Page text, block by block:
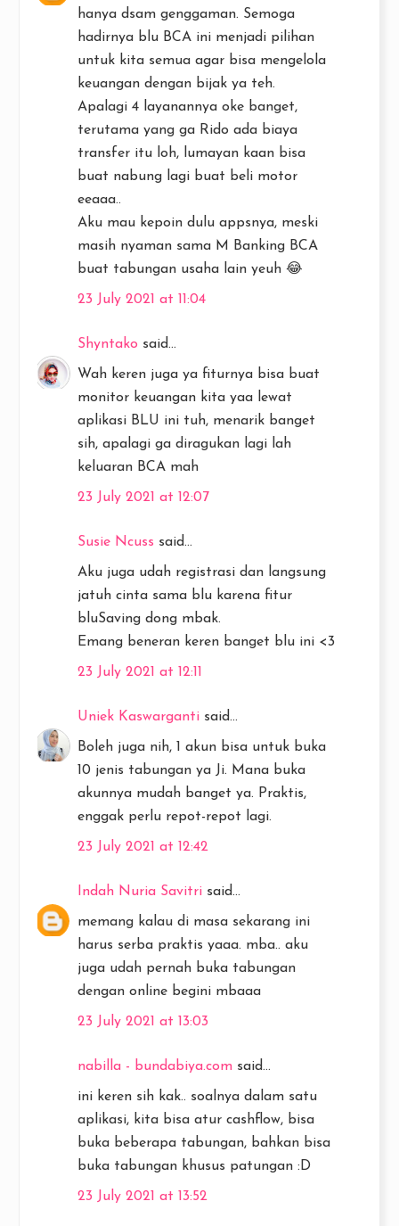
hanya dsam genggaman. Semoga
hadirnya blu BCA ini menjadi pilihan
untuk kita semua agar bisa mengelola
keuangan dengan bijak ya teh.
Apalagi 4 layanannya oke banget,
terutama yang ga Rido ada biaya
transfer itu loh, lumayan kaan bisa
buat nabung lagi buat beli motor
eeaaa..
Aku mau kepoin dulu appsnya, meski
masih nyaman sama M Banking BCA
buat tabungan usaha lain yeuh 😂
23 July 2021 at 11:04
Shyntako said...
Wah keren juga ya fiturnya bisa buat
monitor keuangan kita yaa lewat
aplikasi BLU ini tuh, menarik banget
sih, apalagi ga diragukan lagi lah
keluaran BCA mah
23 July 2021 at 12:07
Susie Ncuss said...
Aku juga udah registrasi dan langsung
jatuh cinta sama blu karena fitur
bluSaving dong mbak.
Emang beneran keren banget blu ini <3
23 July 2021 at 12:11
Uniek Kaswarganti said...
Boleh juga nih, 1 akun bisa untuk buka
10 jenis tabungan ya Ji. Mana buka
akunnya mudah banget ya. Praktis,
enggak perlu repot-repot lagi.
23 July 2021 at 12:42
Indah Nuria Savitri said...
memang kalau di masa sekarang ini
harus serba praktis yaaa. mba.. aku
juga udah pernah buka tabungan
dengan online begini mbaaa
23 July 2021 at 13:03
nabilla - bundabiya.com said...
ini keren sih kak.. soalnya dalam satu
aplikasi, kita bisa atur cashflow, bisa
buka beberapa tabungan, bahkan bisa
buka tabungan khusus patungan :D
23 July 2021 at 13:52